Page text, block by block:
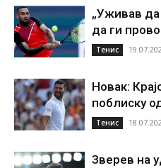
„Уживав
да ги
Тенис
Новак:
поблиску
Тенис
Зверев на